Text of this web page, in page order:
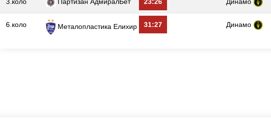
6.коло Металопластика Елиxир 31:27 Динамо